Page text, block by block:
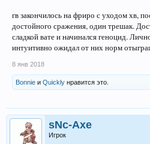
гв закончилось на фриро с уходом хв,
достойного сражения, один трешак.
сладкой вате и начинался геноцид.
интуитивно ожидал от них норм
8 янв 2018
Bonnie и Quickly нравится это.
sNc-Axe
Игрок